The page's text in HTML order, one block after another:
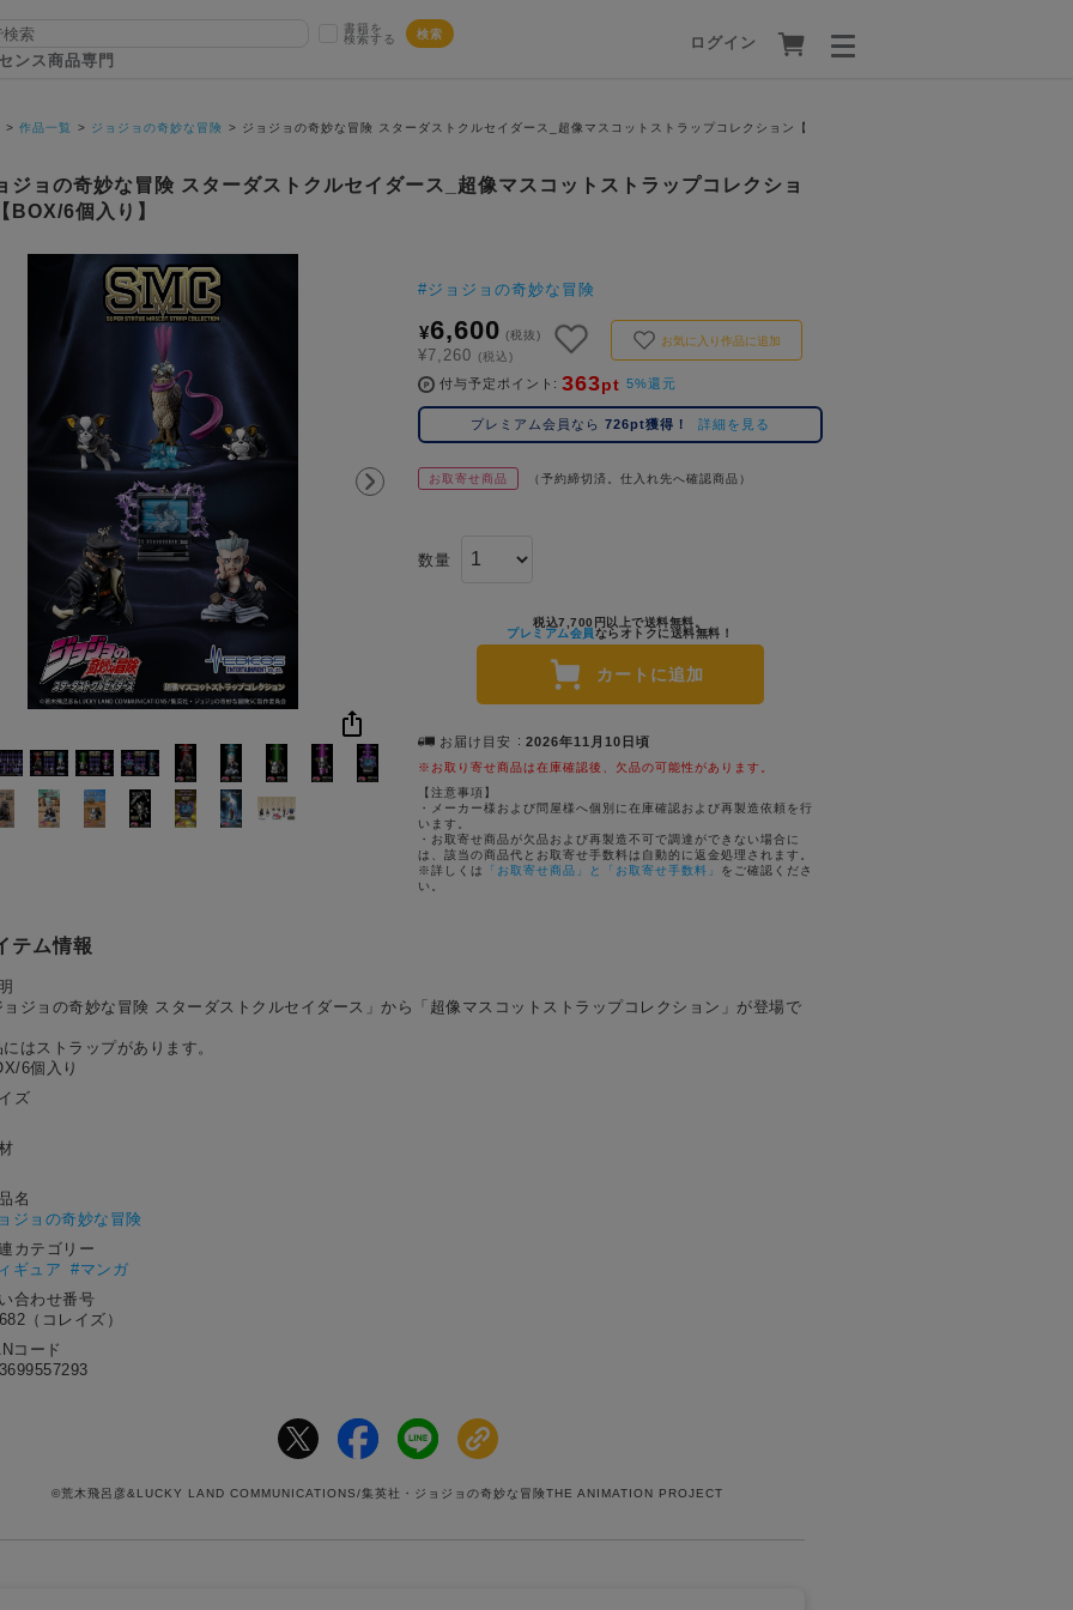
ンス商品専門
書籍を
検索する
検索 ログイン
作品一覧 ジョジョの奇妙な冒険 ジョジョの奇妙な冒険 スターダストクルセイダース_超像マスコットストラップコレクション【BOX/6個入り】
ジョの奇妙な冒険 スターダストクルセイダース_超像マスコットストラップコレクショ
BOX/6個入り】
#ジョジョの奇妙な冒険
¥6,600 (税抜)
¥7,260 (税込)
お気に入り作品に追加
付与予定ポイント 363pt 5%還元
プレミアム会員なら 726pt獲得！ 詳細を見る
お取寄せ商品 （予約締切済。仕入れ先へ確認商品）
数量
税込7,700円以上で送料無料。
プレミアム会員ならオトクに送料無料！
カートに追加
お届け目安 2026年11月10日頃
※お取り寄せ商品は在庫確認後、欠品の可能性があります。
【注意事項】
・メーカー様および問屋様へ個別に在庫確認および再製造依頼を行
います。
・お取寄せ商品が欠品および再製造不可で調達ができない場合に
は、該当の商品代とお取寄せ手数料は自動的に返金処理されます。
※詳しくは
「お取寄せ商品」と「お取寄せ手数料」
をご確認くださ
い。
テム情報
ョジョの奇妙な冒険 スターダストクルセイダース」から「超像マスコットストラップコレクション」が登場で
はストラップがあります。
6個入り
ズ
名
ジョの奇妙な冒険
カテゴリー
ギュア
#マンガ
合わせ番号
（コレイズ）
コード
©荒木飛呂彦&LUCKY LAND COMMUNICATIONS/集英社・ジョジョの奇妙な冒険THE ANIMATION PROJECT